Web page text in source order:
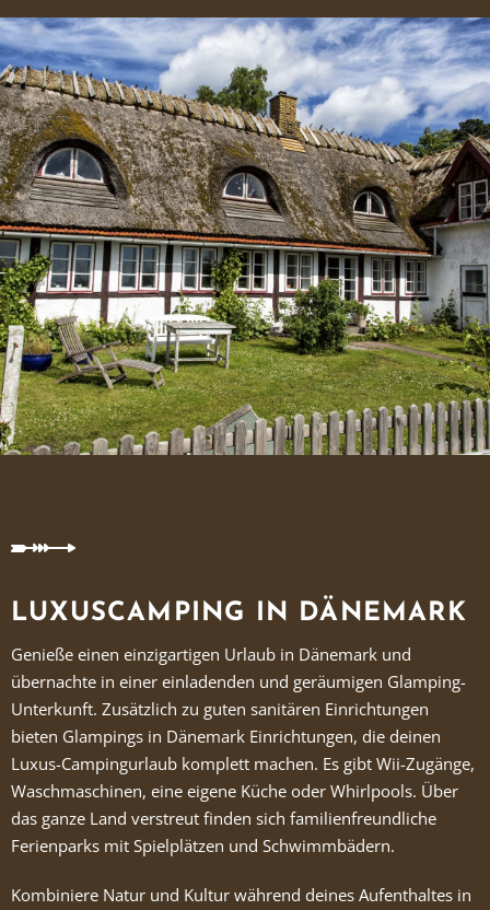
LUXUSCAMPING IN DÄNEMARK
Genieße einen einzigartigen Urlaub in Dänemark und
übernachte in einer einladenden und geräumigen Glamping-
Unterkunft. Zusätzlich zu guten sanitären Einrichtungen
bieten Glampings in Dänemark Einrichtungen, die deinen
Luxus-Campingurlaub komplett machen. Es gibt Wii-Zugänge,
Waschmaschinen, eine eigene Küche oder Whirlpools. Über
das ganze Land verstreut finden sich familienfreundliche
Ferienparks mit Spielplätzen und Schwimmbädern.
Kombiniere Natur und Kultur während deines Aufenthaltes in